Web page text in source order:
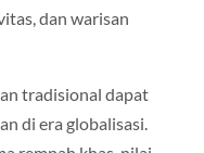
dan warisan
tradisional dapat
di era globalisasi.